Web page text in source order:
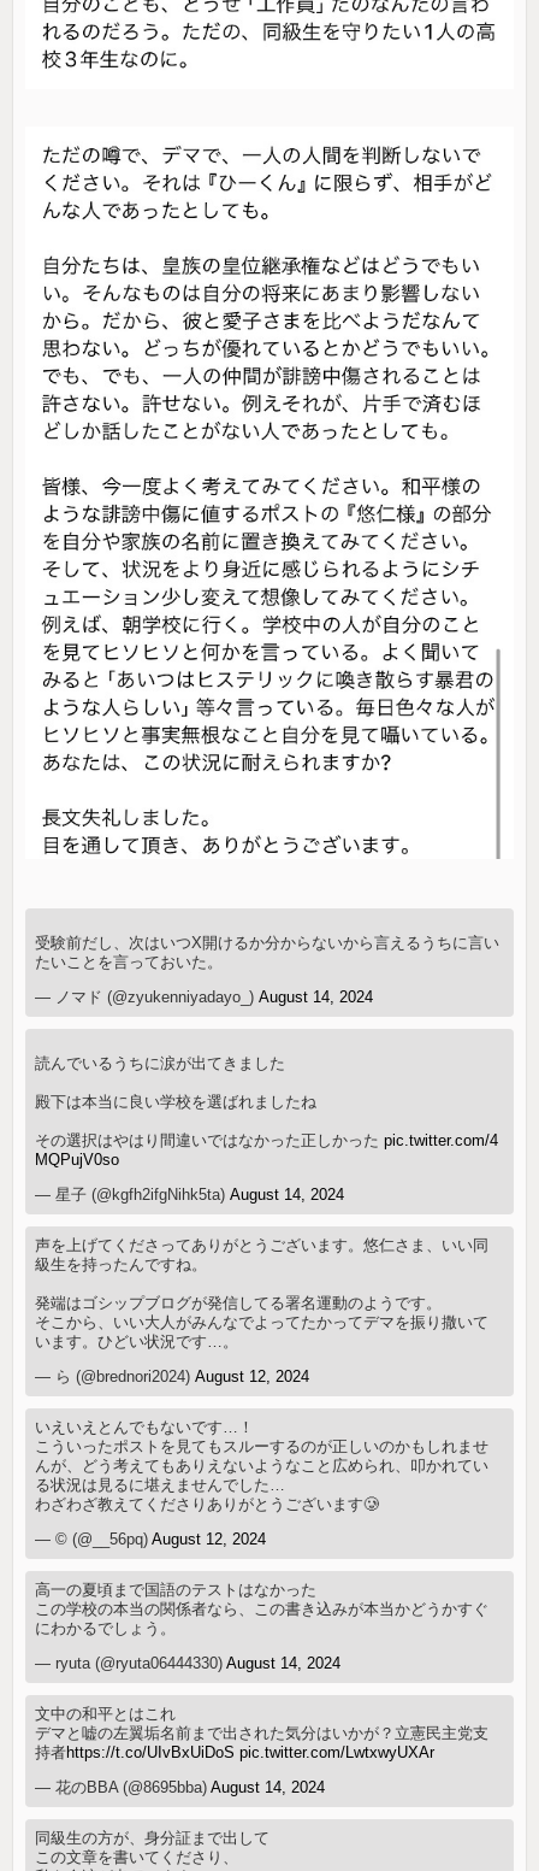
受験前だし、次はいつX開けるか分からないから言えるうちに言い
たいことを言っておいた。
— ノマド (@zyukenniyadayo_)August 14, 2024
読んでいるうちに涙が出てきました
殿下は本当に良い学校を選ばれましたね
その選択はやはり間違いではなかった正しかったpic.twitter.com/4
MQPujV0so
— 星子 (@kgfh2ifgNihk5ta)August 14, 2024
声を上げてくださってありがとうございます。悠仁さま、いい同
級生を持ったんですね。
発端はゴシップブログが発信してる署名運動のようです。
そこから、いい大人がみんなでよってたかってデマを振り撒いて
います。ひどい状況です…。
— ら (@brednori2024)August 12, 2024
いえいえとんでもないです…！
こういったポストを見てもスルーするのが正しいのかもしれませ
んが、どう考えてもありえないようなこと広められ、叩かれてい
る状況は見るに堪えませんでした…
わざわざ教えてくださりありがとうございます🥲
— © (@__56pq)August 12, 2024
高一の夏頃まで国語のテストはなかった
この学校の本当の関係者なら、この書き込みが本当かどうかすぐ
にわかるでしょう。
— ryuta (@ryuta06444330)August 14, 2024
文中の和平とはこれ
デマと嘘の左翼垢名前まで出された気分はいかが？立憲民主党支
持者https://t.co/UIvBxUiDoS pic.twitter.com/LwtxwyUXAr
— 花のBBA (@8695bba)August 14, 2024
同級生の方が、身分証まで出して
この文章を書いてくださり、